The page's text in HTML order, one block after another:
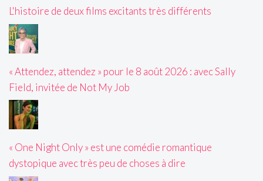
L'histoire de deux films excitants très différents
« Attendez, attendez » pour le 8 août 2026 : avec Sally
Field, invitée de Not My Job
« One Night Only » est une comédie romantique
dystopique avec très peu de choses à dire